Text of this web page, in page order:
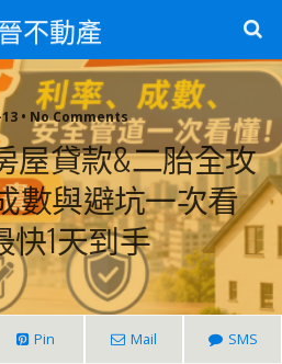
不動產
• No Comments
屋貸款&二胎全攻
數與避坑一次看
快1天到手
Pin Mail SMS